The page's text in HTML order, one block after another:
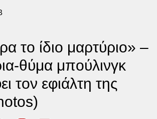
το ίδιο μαρτύριο» –
θύμα μπούλινγκ
τον εφιάλτη της